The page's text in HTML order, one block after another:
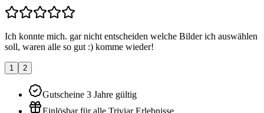
Ich konnte mich. gar nicht entscheiden welche Bilder ich auswählen
soll, waren alle so gut :) komme wieder!
1 2
Gutscheine 3 Jahre gültig
Einlösbar für alle Triviar Erlebnisse